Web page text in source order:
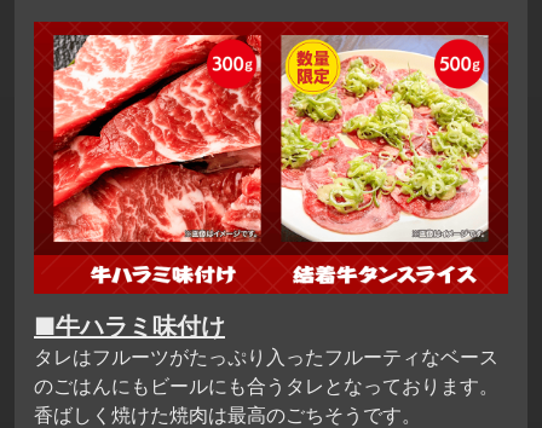
■牛ハラミ味付け
タレはフルーツがたっぷり入ったフルーティなベース
のごはんにもビールにも合うタレとなっております。
香ばしく焼けた焼肉は最高のごちそうです。